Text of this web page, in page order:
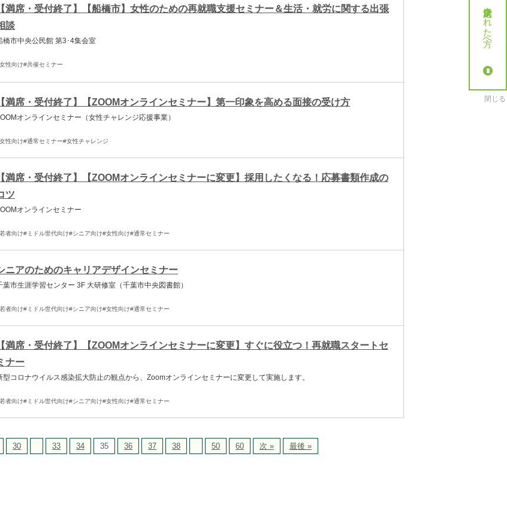
【満席・受付終了】【船橋市】女性のための再就職支援セミナー＆生活・就労に関する出張
談
橋市中央公民館 第3･4集会室
性向け#共催セミナー
【満席・受付終了】【ZOOMオンラインセミナー】第一印象を高める面接の受け方
オンラインセミナー（女性チャレンジ応援事業）
性向け#通常セミナー#女性チャレンジ
【満席・受付終了】【ZOOMオンラインセミナーに変更】採用したくなる！応募書類作成の
ツ
オンラインセミナー
者向け#ミドル世代向け#シニア向け#女性向け#通常セミナー
ニアのためのキャリアデザインセミナー
葉市生涯学習センター 3F 大研修室（千葉市中央図書館）
者向け#ミドル世代向け#シニア向け#女性向け#通常セミナー
【満席・受付終了】【ZOOMオンラインセミナーに変更】すぐに役立つ！再就職スタートセ
ナー
型コロナウイルス感染拡大防止の観点から、Zoomオンラインセミナーに変更して実施します。
者向け#ミドル世代向け#シニア向け#女性向け#通常セミナー
30 33 34 35 36 37 38 50 60 次 » 最後 »
就労決定された方へ
閉じる